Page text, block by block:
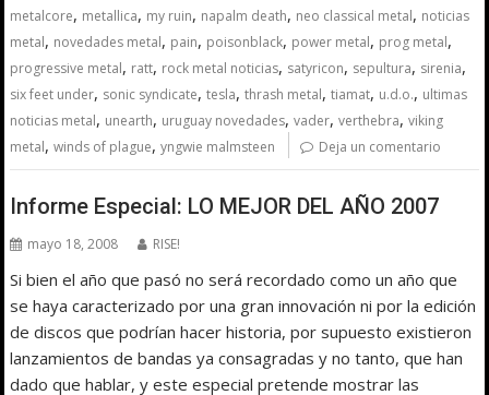
metalcore, metallica, my ruin, napalm death, neo classical metal, noticias
metal, novedades metal, pain, poisonblack, power metal, prog metal,
progressive metal, ratt, rock metal noticias, satyricon, sepultura, sirenia,
six feet under, sonic syndicate,tesla,thrash metal,tiamat, u.d.o., ultimas
noticias metal, unearth, uruguay novedades,vader,verthebra,viking
metal,winds of plague,yngwie malmsteen Deja un comentario
Informe Especial: LO MEJOR DEL AÑO 2007
mayo 18, 2008 RISE!
Si bien el año que pasó no será recordado como un año que
se haya caracterizado por una gran innovación ni por la edición
de discos que podrían hacer historia, por supuesto existieron
lanzamientos de bandas ya consagradas y no tanto, que han
dado que hablar, y este especial pretende mostrar las